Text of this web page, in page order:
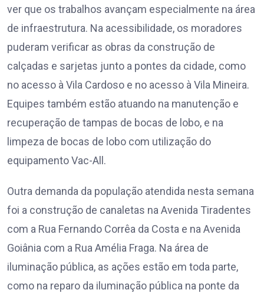
ver que os trabalhos avançam especialmente na área
de infraestrutura. Na acessibilidade, os moradores
puderam verificar as obras da construção de
calçadas e sarjetas junto a pontes da cidade, como
no acesso à Vila Cardoso e no acesso à Vila Mineira.
Equipes também estão atuando na manutenção e
recuperação de tampas de bocas de lobo, e na
limpeza de bocas de lobo com utilização do
equipamento Vac-All.
Outra demanda da população atendida nesta semana
foi a construção de canaletas na Avenida Tiradentes
com a Rua Fernando Corrêa da Costa e na Avenida
Goiânia com a Rua Amélia Fraga. Na área de
iluminação pública, as ações estão em toda parte,
como na reparo da iluminação pública na ponte da